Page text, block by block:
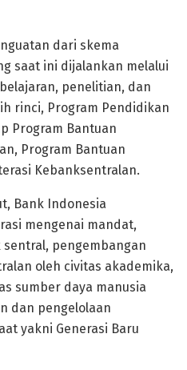
dari skema
saat ini dijalankan melalui
penelitian, dan
rinci, Program Pendidikan
Program Bantuan
Program Bantuan
Kebanksentralan.
Bank Indonesia
mengenai mandat,
pengembangan
oleh civitas akademika,
sumber daya manusia
dan pengelolaan
yakni Generasi Baru